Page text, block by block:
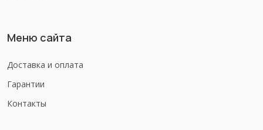
Меню сайта
Доставка и оплата
Гарантии
Контакты